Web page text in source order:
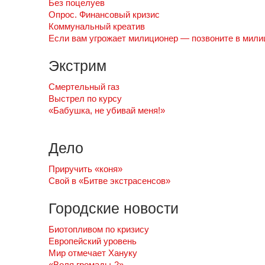
Без поцелуев
Опрос. Финансовый кризис
Коммунальный креатив
Если вам угрожает милиционер — позвоните в
Экстрим
Смертельный газ
Выстрел по курсу
«Бабушка, не убивай меня!»
Дело
Приручить «коня»
Свой в «Битве экстрасенсов»
Городские новости
Биотопливом по кризису
Европейский уровень
Мир oтмечает Хануку